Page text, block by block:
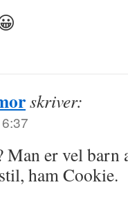
skriver:
Man er vel barn
ham Cookie.